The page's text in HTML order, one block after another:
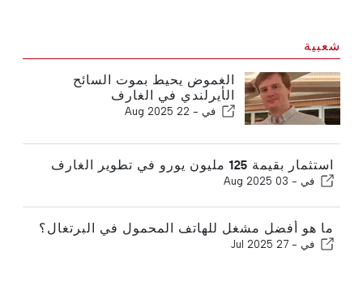
شعبية
الغموض يحيط بموت السائح
الأيرلندي في الغارف
في - 22 Aug 2025
استثمار بقيمة 125 مليون يورو في تطوير الغارف
في - 03 Aug 2025
ما هو أفضل مشغل للهاتف المحمول في البرتغال؟
في - 27 Jul 2025